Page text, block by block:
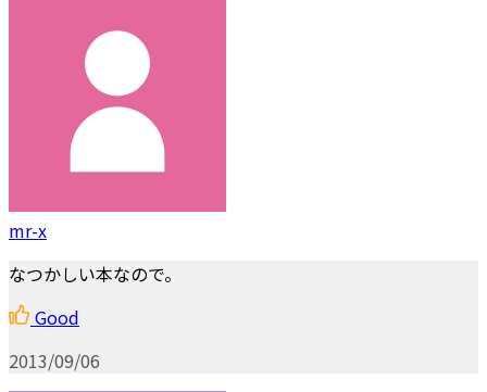
mr-x
なつかしい本なので。
Good
2013/09/06